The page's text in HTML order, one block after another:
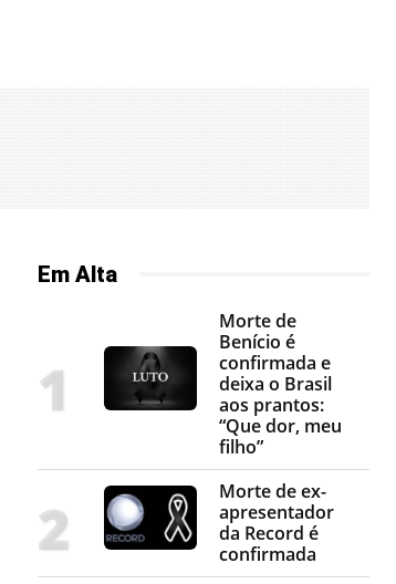
Em Alta
Morte de
Benício é
confirmada e
deixa o Brasil
aos prantos:
“Que dor, meu
filho”
Morte de ex-
apresentador
da Record é
confirmada